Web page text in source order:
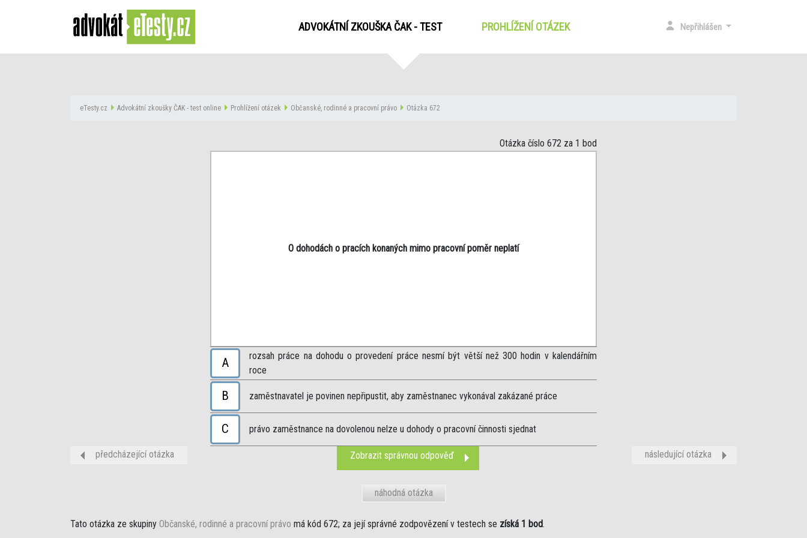
ADVOKÁTNÍ ZKOUŠKA ČAK - TEST PROHLÍŽENÍ OTÁZEK(CURRENT) Nepřihlášen
eTesty.cz Advokátní zkoušky ČAK - test online Prohlížení otázek Občanské, rodinné a pracovní právo Otázka 672
Otázka číslo 672 za 1 bod
O dohodách o pracích konaných mimo pracovní poměr neplatí
A
rozsah práce na dohodu o provedení práce nesmí být větší než 300 hodin v kalendářním
roce
B zaměstnavatel je povinen nepřipustit, aby zaměstnanec vykonával zakázané práce
C právo zaměstnance na dovolenou nelze u dohody o pracovní činnosti sjednat
Zobrazit správnou odpověď
předcházející otázka následující otázka
náhodná otázka
Tato otázka ze skupiny Občanské, rodinné a pracovní právo má kód 672; za její správné zodpovězení v testech se získá 1 bod.